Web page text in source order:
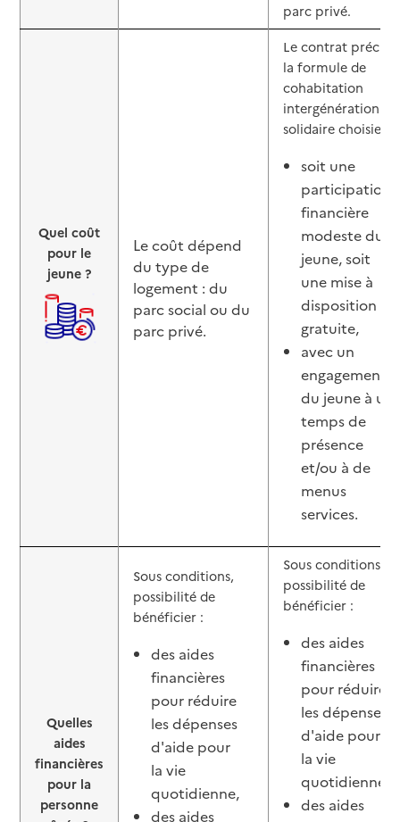
parc privé.
Quel coût
pour le
jeune ?
Le coût dépend
du type de
logement : du
parc social ou du
parc privé.
Le contrat précise
la formule de
cohabitation
solidaire choisie :
soit une
participation
financière
modeste du
jeune, soit
une mise à
disposition
gratuite,
avec un
engagement
du jeune à un
temps de
présence
et/ou à de
menus
services.
Quelles
aides
financières
pour la
personne
Sous conditions,
possibilité de
bénéficier :
des aides
financières
pour réduire
les dépenses
d'aide pour
la vie
quotidienne,
des aides
Sous conditions,
possibilité de
bénéficier :
des aides
financières
pour réduire
les dépenses
d'aide pour
la vie
quotidienne,
des aides